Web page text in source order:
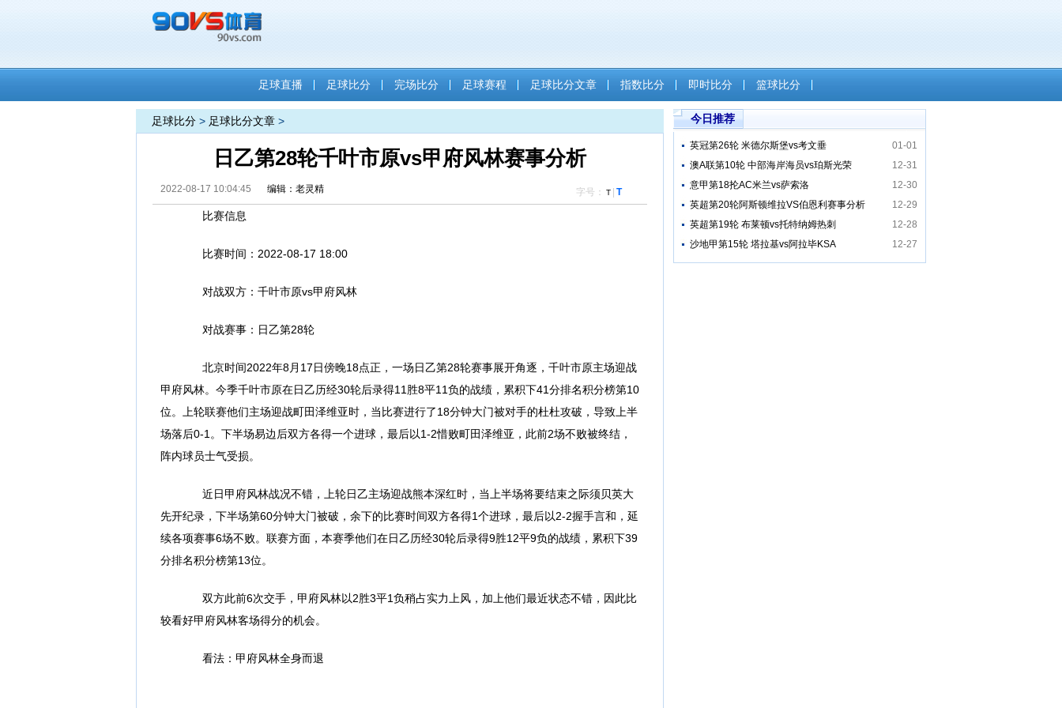
足球直播 足球比分 完场比分 足球赛程 足球比分文章 指数比分 即时比分 篮球比分
足球比分 > 足球比分文章 >
日乙第28轮千叶市原vs甲府风林赛事分析
2022-08-17 10:04:45 编辑：老灵精 字号： T T
比赛信息
比赛时间：2022-08-17 18:00
对战双方：千叶市原vs甲府风林
对战赛事：日乙第28轮
北京时间2022年8月17日傍晚18点正，一场日乙第28轮赛事展开角逐，千叶市原主场迎战
甲府风林。今季千叶市原在日乙历经30轮后录得11胜8平11负的战绩，累积下41分排名积分榜第10
位。上轮联赛他们主场迎战町田泽维亚时，当比赛进行了18分钟大门被对手的杜杜攻破，导致上半
场落后0-1。下半场易边后双方各得一个进球，最后以1-2惜败町田泽维亚，此前2场不败被终结，
阵内球员士气受损。
近日甲府风林战况不错，上轮日乙主场迎战熊本深红时，当上半场将要结束之际须贝英大
先开纪录，下半场第60分钟大门被破，余下的比赛时间双方各得1个进球，最后以2-2握手言和，延
续各项赛事6场不败。联赛方面，本赛季他们在日乙历经30轮后录得9胜12平9负的战绩，累积下39
分排名积分榜第13位。
双方此前6次交手，甲府风林以2胜3平1负稍占实力上风，加上他们最近状态不错，因此比
较看好甲府风林客场得分的机会。
看法：甲府风林全身而退
今日推荐
01-01
英冠第26轮 米德尔斯堡vs考文垂
12-31
澳A联第10轮 中部海岸海员vs珀斯光荣
12-30
意甲第18抡AC米兰vs萨索洛
12-29
英超第20轮阿斯顿维拉VS伯恩利赛事分析
12-28
英超第19轮 布莱顿vs托特纳姆热刺
12-27
沙地甲第15轮 塔拉基vs阿拉毕KSA​